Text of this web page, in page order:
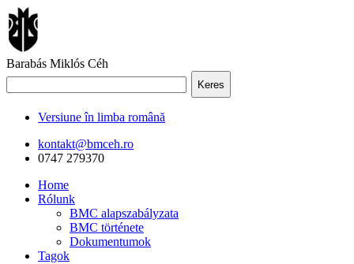
Barabás Miklós Céh
Keres
Versiune în limba română
kontakt@bmceh.ro
0747 279370
Home
Rólunk
BMC alapszabályzata
BMC története
Dokumentumok
Tagok